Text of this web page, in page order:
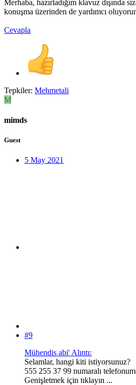
Merhaba, hazırladığım klavuz dışında
konuşma üzerinden de yardımcı
Cevapla
Tepkiler: Mehmetali
M
mimds
Guest
5 May 2021
#9
Mühendis abi' Alıntı:
Selamlar, hangi kiti istiyorsunuz?
555 255 37 99 numaralı
Genişletmek için tıklayın ...